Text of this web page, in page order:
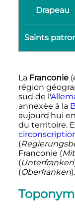
Drapeau
Saints
La Franconie
région
sud de l'
annexée à la
aujourd'hui
du territoire.
(
Franconie (
(Unterfranken
(Oberfranken).